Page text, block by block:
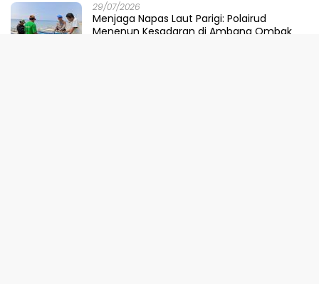
29/07/2026
​Menjaga Napas Laut Parigi: Polairud
Menenun Kesadaran di Ambang Ombak